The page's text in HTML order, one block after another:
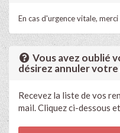
En cas d'urgence vitale,
Vous avez oublié
désirez annuler
Recevez la liste de vos
mail. Cliquez ci-dessous